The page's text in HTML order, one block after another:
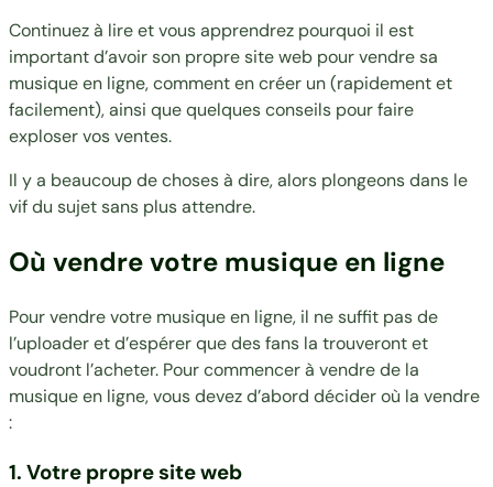
Continuez à lire et vous apprendrez pourquoi il est
important d’avoir son propre site web pour vendre sa
musique en ligne, comment en créer un (rapidement et
facilement), ainsi que quelques conseils pour faire
exploser vos ventes.
Il y a beaucoup de choses à dire, alors plongeons dans le
vif du sujet sans plus attendre.
Où vendre votre musique en ligne
Pour vendre votre musique en ligne, il ne suffit pas de
l’uploader et d’espérer que des fans la trouveront et
voudront l’acheter. Pour commencer à vendre de la
musique en ligne, vous devez d’abord décider où la vendre
:
1. Votre propre site web